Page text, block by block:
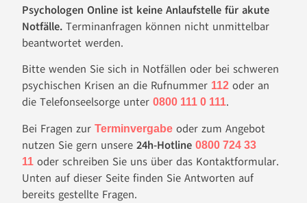
Psychologen Online ist keine Anlaufstelle für akute
Notfälle. Terminanfragen können nicht unmittelbar
beantwortet werden.
Bitte wenden Sie sich in Notfällen oder bei schweren
psychischen Krisen an die Rufnummer 112 oder an
die Telefonseelsorge unter 0800 111 0 111.
Bei Fragen zur Terminvergabe oder zum Angebot
nutzen Sie gern unsere 24h-Hotline 0800 724 33
11 oder schreiben Sie uns über das Kontaktformular.
Unten auf dieser Seite finden Sie Antworten auf
bereits gestellte Fragen.